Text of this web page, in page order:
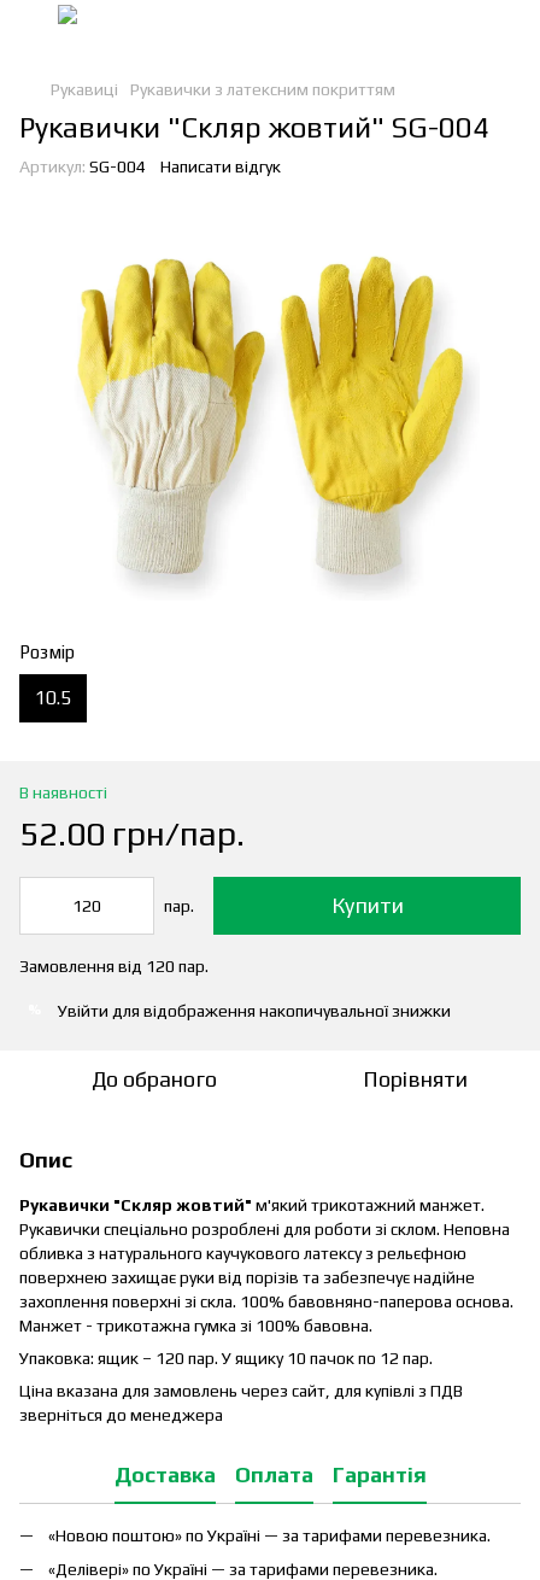
Рукавиці Рукавички з латексним покриттям
Рукавички "Скляр жовтий" SG-004
Артикул: SG-004 Написати відгук
Розмір
10.5
В наявності
52.00 грн/пар.
пар. Купити
Замовлення від 120 пар.
Увійти для відображення накопичувальної знижки
До обраного Порівняти
Опис
Рукавички "Скляр жовтий" м'який трикотажний манжет.
Рукавички спеціально розроблені для роботи зі склом. Неповна
обливка з натурального каучукового латексу з рельєфною
поверхнею захищає руки від порізів та забезпечує надійне
захоплення поверхні зі скла. 100% бавовняно-паперова основа.
Манжет - трикотажна гумка зі 100% бавовна.
Упаковка: ящик – 120 пар. У ящику 10 пачок по 12 пар.
Ціна вказана для замовлень через сайт, для купівлі з ПДВ
зверніться до менеджера
Доставка Оплата Гарантія
«Новою поштою» по Україні — за тарифами перевезника.
«Делівері» по Україні — за тарифами перевезника.